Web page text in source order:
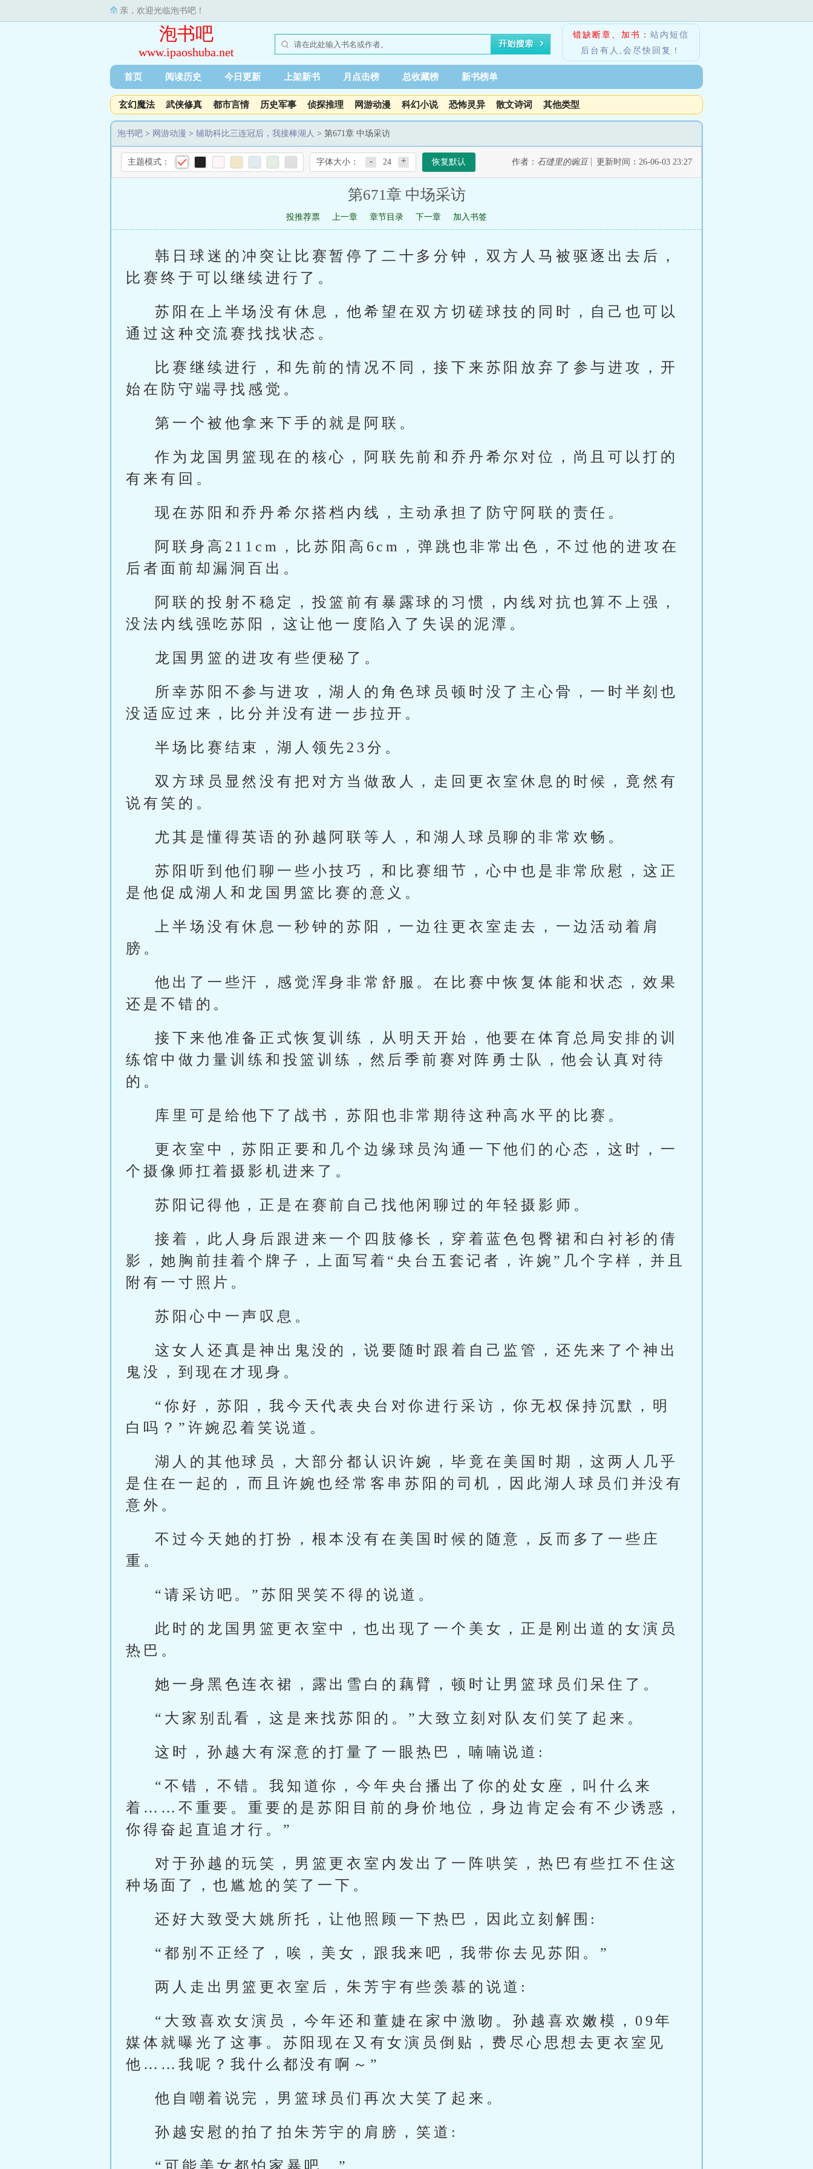
亲，欢迎光临泡书吧！
泡书吧
www.ipaoshuba.net
错缺断章、加书： 站内短信
后台有人,会尽快回复！
首页 阅读历史 今日更新 上架新书 月点击榜 总收藏榜 新书榜单
玄幻魔法 武侠修真 都市言情 历史军事 侦探推理 网游动漫 科幻小说 恐怖灵异 散文诗词 其他类型
泡书吧 > 网游动漫 > 辅助科比三连冠后，我接棒湖人 > 第671章 中场采访
主题模式： 字体大小： - 24 + 恢复默认 作者： 石缝里的豌豆 更新时间：26-06-03 23:27
第671章 中场采访
投推荐票 上一章 章节目录 下一章 加入书签
韩日球迷的冲突让比赛暂停了二十多分钟，双方人马被驱逐出去后，
比赛终于可以继续进行了。
苏阳在上半场没有休息，他希望在双方切磋球技的同时，自己也可以
通过这种交流赛找找状态。
比赛继续进行，和先前的情况不同，接下来苏阳放弃了参与进攻，开
始在防守端寻找感觉。
第一个被他拿来下手的就是阿联。
作为龙国男篮现在的核心，阿联先前和乔丹希尔对位，尚且可以打的
有来有回。
现在苏阳和乔丹希尔搭档内线，主动承担了防守阿联的责任。
阿联身高211cm，比苏阳高6cm，弹跳也非常出色，不过他的进攻在
后者面前却漏洞百出。
阿联的投射不稳定，投篮前有暴露球的习惯，内线对抗也算不上强，
没法内线强吃苏阳，这让他一度陷入了失误的泥潭。
龙国男篮的进攻有些便秘了。
所幸苏阳不参与进攻，湖人的角色球员顿时没了主心骨，一时半刻也
没适应过来，比分并没有进一步拉开。
半场比赛结束，湖人领先23分。
双方球员显然没有把对方当做敌人，走回更衣室休息的时候，竟然有
说有笑的。
尤其是懂得英语的孙越阿联等人，和湖人球员聊的非常欢畅。
苏阳听到他们聊一些小技巧，和比赛细节，心中也是非常欣慰，这正
是他促成湖人和龙国男篮比赛的意义。
上半场没有休息一秒钟的苏阳，一边往更衣室走去，一边活动着肩
膀。
他出了一些汗，感觉浑身非常舒服。在比赛中恢复体能和状态，效果
还是不错的。
接下来他准备正式恢复训练，从明天开始，他要在体育总局安排的训
练馆中做力量训练和投篮训练，然后季前赛对阵勇士队，他会认真对待
的。
库里可是给他下了战书，苏阳也非常期待这种高水平的比赛。
更衣室中，苏阳正要和几个边缘球员沟通一下他们的心态，这时，一
个摄像师扛着摄影机进来了。
苏阳记得他，正是在赛前自己找他闲聊过的年轻摄影师。
接着，此人身后跟进来一个四肢修长，穿着蓝色包臀裙和白衬衫的倩
影，她胸前挂着个牌子，上面写着“央台五套记者，许婉”几个字样，并且
附有一寸照片。
苏阳心中一声叹息。
这女人还真是神出鬼没的，说要随时跟着自己监管，还先来了个神出
鬼没，到现在才现身。
“你好，苏阳，我今天代表央台对你进行采访，你无权保持沉默，明
白吗？”许婉忍着笑说道。
湖人的其他球员，大部分都认识许婉，毕竟在美国时期，这两人几乎
是住在一起的，而且许婉也经常客串苏阳的司机，因此湖人球员们并没有
意外。
不过今天她的打扮，根本没有在美国时候的随意，反而多了一些庄
重。
“请采访吧。”苏阳哭笑不得的说道。
此时的龙国男篮更衣室中，也出现了一个美女，正是刚出道的女演员
热巴。
她一身黑色连衣裙，露出雪白的藕臂，顿时让男篮球员们呆住了。
“大家别乱看，这是来找苏阳的。”大致立刻对队友们笑了起来。
这时，孙越大有深意的打量了一眼热巴，喃喃说道:
“不错，不错。我知道你，今年央台播出了你的处女座，叫什么来
着……不重要。重要的是苏阳目前的身价地位，身边肯定会有不少诱惑，
你得奋起直追才行。”
对于孙越的玩笑，男篮更衣室内发出了一阵哄笑，热巴有些扛不住这
种场面了，也尴尬的笑了一下。
还好大致受大姚所托，让他照顾一下热巴，因此立刻解围:
“都别不正经了，唉，美女，跟我来吧，我带你去见苏阳。”
两人走出男篮更衣室后，朱芳宇有些羡慕的说道:
“大致喜欢女演员，今年还和董婕在家中激吻。孙越喜欢嫩模，09年
媒体就曝光了这事。苏阳现在又有女演员倒贴，费尽心思想去更衣室见
他……我呢？我什么都没有啊～”
他自嘲着说完，男篮球员们再次大笑了起来。
孙越安慰的拍了拍朱芳宇的肩膀，笑道: